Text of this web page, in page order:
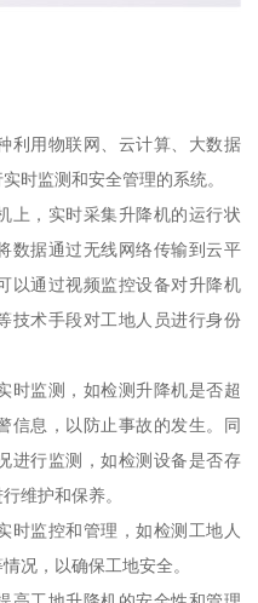
利用物联网、云计算、大数据
时监测和安全管理的系统。
上，实时采集升降机的运行状
数据通过无线网络传输到云平
以通过视频监控设备对升降机
技术手段对工地人员进行身份
时监测，如检测升降机是否超
信息，以防止事故的发生。同
进行监测，如检测设备是否存
维护和保养。
时监控和管理，如检测工地人
况，以确保工地安全。